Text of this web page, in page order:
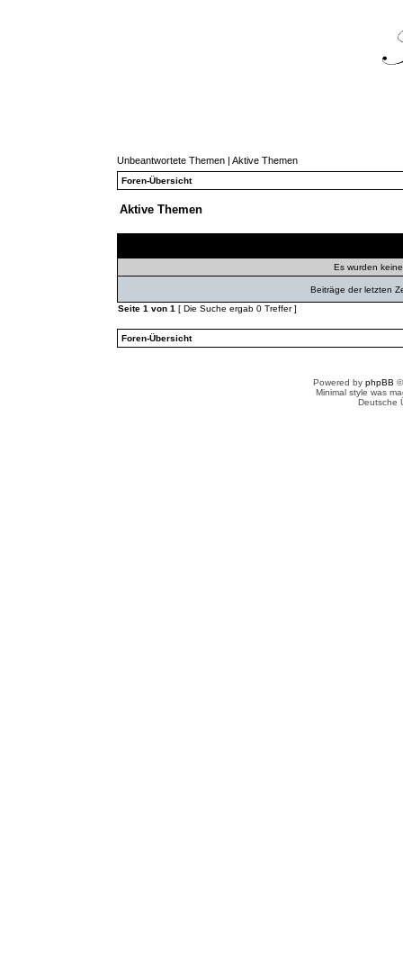
Unbeantwortete Themen | Aktive Themen
Foren-Übersicht
Aktive Themen
Es wurden
Beiträge der letzten
Seite 1 von 1 [ Die Suche ergab 0 Treffer ]
Foren-Übersicht
Powered by phpBB
Minimal style was
Deutsche